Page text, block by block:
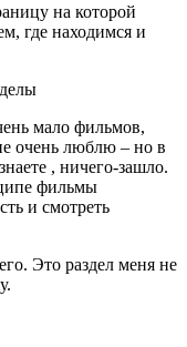
на которой
где находимся и
мало фильмов,
очень люблю – но в
, ничего-зашло.
фильмы
и смотреть
Это раздел меня не